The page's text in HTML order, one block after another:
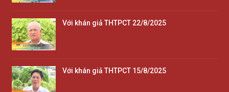
Với khán giả THTPCT 22/8/2025
Với khán giả THTPCT 15/8/2025